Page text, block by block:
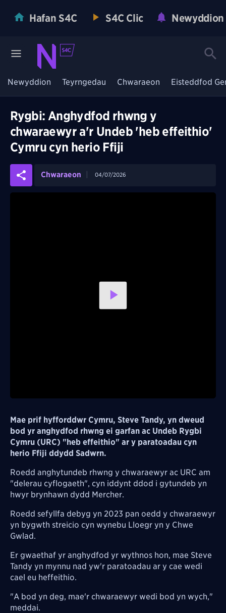
Hafan S4C S4C Clic Newyddion
Newyddion Teyrngedau Chwaraeon Eisteddfod
Rygbi: Anghydfod rhwng y
chwaraewyr a'r Undeb 'heb effeithio'
Cymru cyn herio Ffiji
Chwaraeon 04/07/2026
Play
Mae prif hyfforddwr Cymru, Steve Tandy, yn dweud
bod yr anghydfod rhwng ei garfan ac Undeb Rygbi
Cymru (URC) "heb effeithio" ar y paratoadau cyn
herio Ffiji ddydd Sadwrn.
Roedd anghytundeb rhwng y chwaraewyr ac URC am
"delerau cyflogaeth", cyn iddynt ddod i gytundeb yn
hwyr brynhawn dydd Mercher.
Roedd sefyllfa debyg yn 2023 pan oedd y chwaraewyr
yn bygwth streicio cyn wynebu Lloegr yn y Chwe
Gwlad.
Er gwaethaf yr anghydfod yr wythnos hon, mae Steve
Tandy yn mynnu nad yw'r paratoadau ar y cae wedi
cael eu heffeithio.
"A bod yn deg, mae'r chwaraewyr wedi bod yn wych,"
meddai.